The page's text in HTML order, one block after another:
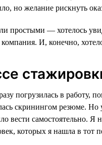
но желание рискнуть
простыми — хотелось
И, конечно,
погрузилась в работу,
скринингом резюме. Но
вести самостоятельно. Я
которых я нашла в тот